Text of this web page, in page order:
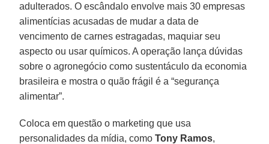
adulterados. O escândalo envolve mais 30 empresas
alimentícias acusadas de mudar a data de
vencimento de carnes estragadas, maquiar seu
aspecto ou usar químicos. A operação lança dúvidas
sobre o agronegócio como sustentáculo da economia
brasileira e mostra o quão frágil é a “segurança
alimentar”.
Coloca em questão o marketing que usa
personalidades da mídia, comoTony Ramos,